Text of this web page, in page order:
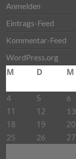
Anmelden
Eintrags-Feed
Kommentar-Feed
WordPress.org
M D M
4
5 6
11
12 13
18
19 20
25 26 27